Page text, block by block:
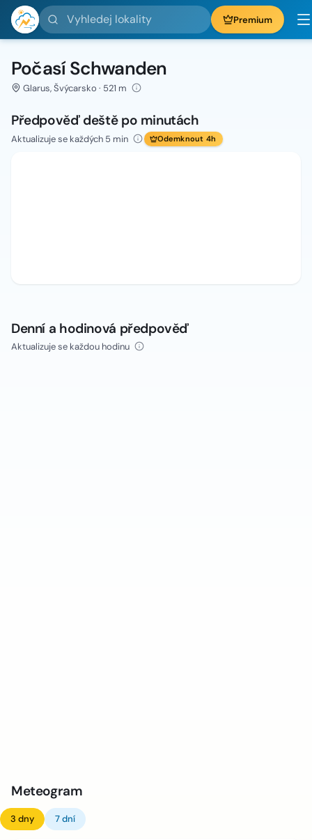
Vyhledej lokality Premium
Počasí Schwanden
Glarus, Švýcarsko · 521 m
Předpověď deště po minutách
Aktualizuje se každých 5 min Odemknout 4h
Denní a hodinová předpověď
Aktualizuje se každou hodinu
Meteogram
3 dny 7 dní